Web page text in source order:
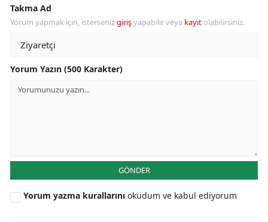
Takma Ad
Yorum yapmak için, istersenizgirişyapabilir veya kayıt olabilirsiniz.
Yorum Yazın (500 Karakter)
GÖNDER
Yorum yazma kurallarını okudum ve kabul ediyorum